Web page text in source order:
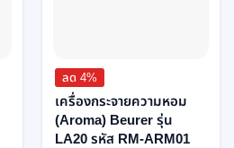
ลด 4%
เครื่องกระจายความหอม
(Aroma) Beurer รุ่น
LA20 รหัส RM-ARM01